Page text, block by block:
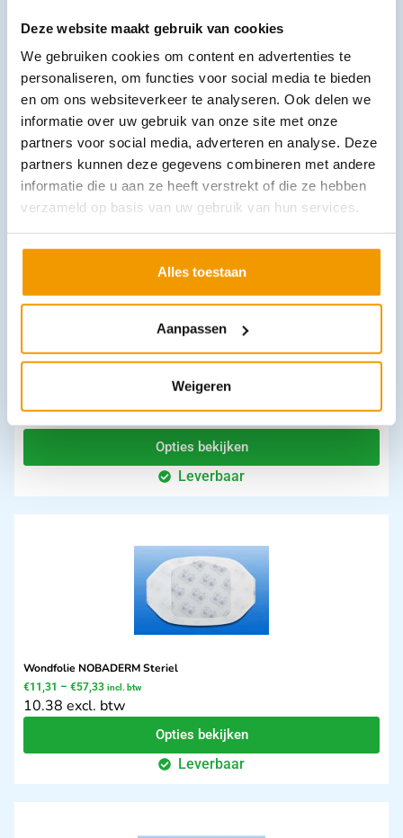
Deze website maakt gebruik van cookies
We gebruiken cookies om content en advertenties te
personaliseren, om functies voor social media te bieden
en om ons websiteverkeer te analyseren. Ook delen we
informatie over uw gebruik van onze site met onze
partners voor social media, adverteren en analyse. Deze
partners kunnen deze gegevens combineren met andere
informatie die u aan ze heeft verstrekt of die ze hebben
verzameld op basis van uw gebruik van hun services.
Alles toestaan
Aanpassen
Weigeren
Polstermateriaal NOBAPAD® velours dispenser rol 13,5 mx3.2cm
77.96 excl. btw
In winkelwagen
Leverbaar
Onderlaag compressieverband NOBACOMP
3.98 excl. btw
Opties bekijken
Leverbaar
Wondfolie NOBADERM Steriel
€11,31 – €57,33 incl. btw
10.38 excl. btw
Opties bekijken
Leverbaar